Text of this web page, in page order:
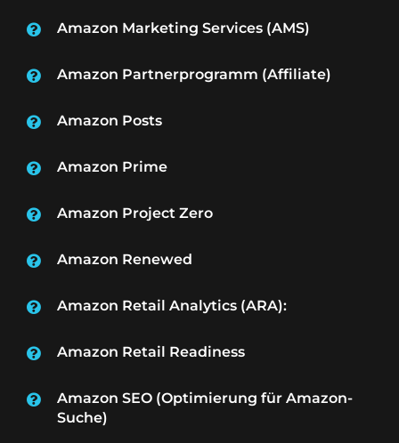
Amazon Marketing Services (AMS)
Amazon Partnerprogramm (Affiliate)
Amazon Posts
Amazon Prime
Amazon Project Zero
Amazon Renewed
Amazon Retail Analytics (ARA):
Amazon Retail Readiness
Amazon SEO (Optimierung für Amazon-
Suche)